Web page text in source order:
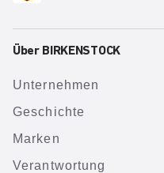
Über BIRKENSTOCK
Unternehmen
Geschichte
Marken
Verantwortung